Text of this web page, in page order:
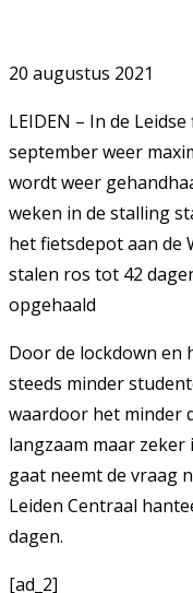
20 augustus 2021
LEIDEN – In de
september weer
wordt weer
weken in de stalling
het fietsdepot aan de
stalen ros tot 42
opgehaald
Door de lockdown en
steeds minder
waardoor het minder
langzaam maar
gaat neemt de vraag
Leiden Centraal
dagen.
[ad_2]